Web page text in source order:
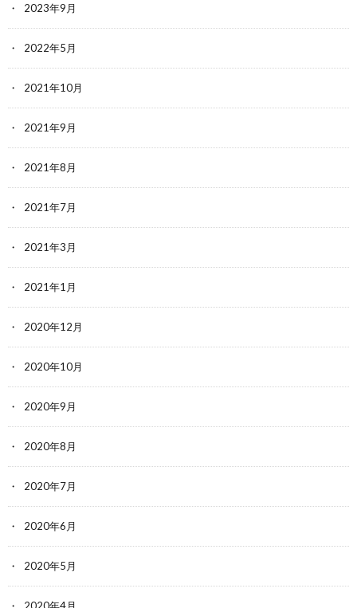
2023年9月
2022年5月
2021年10月
2021年9月
2021年8月
2021年7月
2021年3月
2021年1月
2020年12月
2020年10月
2020年9月
2020年8月
2020年7月
2020年6月
2020年5月
2020年4月